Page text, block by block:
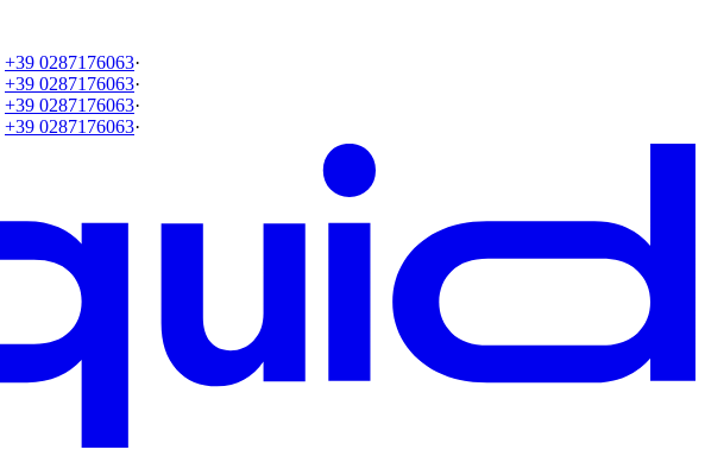
+39 0287176063·
+39 0287176063·
+39 0287176063·
+39 0287176063·